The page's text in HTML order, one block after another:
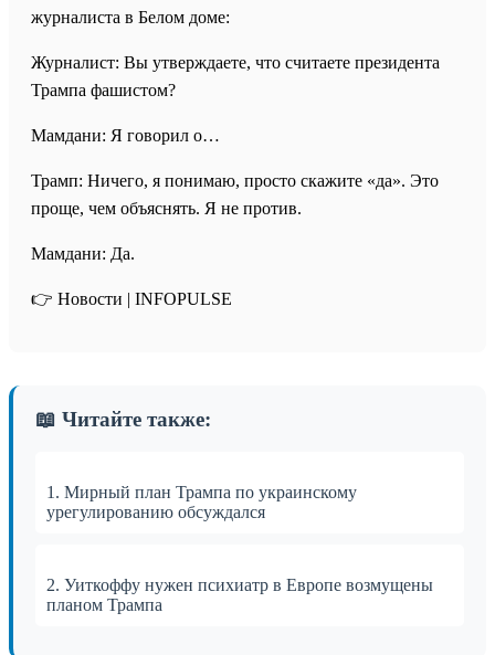
журналиста в Белом доме:
Журналист: Вы утверждаете, что считаете президента
Трампа фашистом?
Мамдани: Я говорил о…
Трамп: Ничего, я понимаю, просто скажите «да». Это
проще, чем объяснять. Я не против.
Мамдани: Да.
👉 Новости | INFOPULSE⁩
📖 Читайте также:
1. Мирный план Трампа по украинскому
урегулированию обсуждался
2. Уиткоффу нужен психиатр в Европе возмущены
планом Трампа